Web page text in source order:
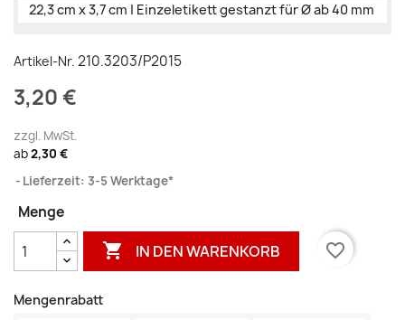
22,3 cm x 3,7 cm | Einzeletikett gestanzt für Ø ab 40 mm
Artikel-Nr. 210.3203/P2015
3,20 €
zzgl. MwSt.
ab2,30 €
Lieferzeit: 3-5 Werktage*
Menge
 IN DEN WARENKORB favorite_border
Mengenrabatt